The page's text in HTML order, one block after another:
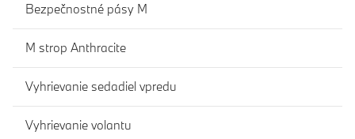
Bezpečnostné pásy M
M strop Anthracite
Vyhrievanie sedadiel vpredu
Vyhrievanie volantu